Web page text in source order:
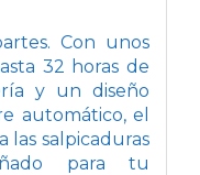
Con unos
32 horas de
y un diseño
automático, el
las salpicaduras
para tu